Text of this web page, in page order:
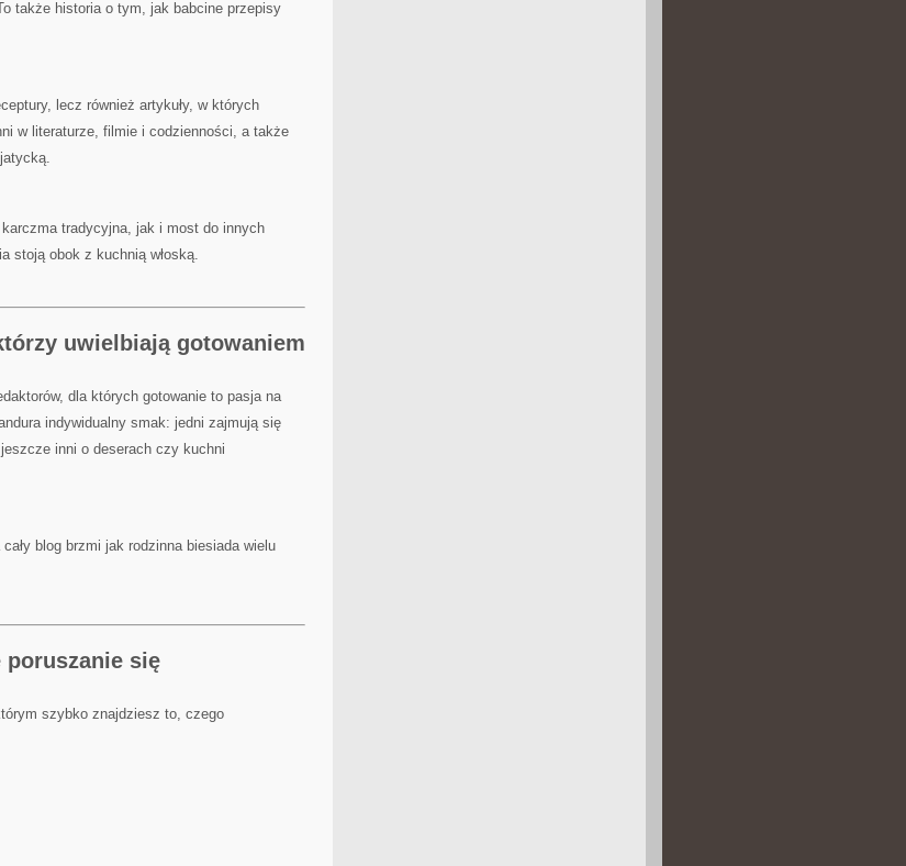
także historia o tym, jak babcine przepisy
lecz również artykuły, w których
w literaturze, filmie i codzienności, a także
tradycyjna, jak i most do innych
stoją obok z kuchnią włoską.
uwielbiają gotowaniem
dla których gotowanie to pasja na
indywidualny smak: jedni zajmują się
inni o deserach czy kuchni
blog brzmi jak rodzinna biesiada wielu
poruszanie się
szybko znajdziesz to, czego